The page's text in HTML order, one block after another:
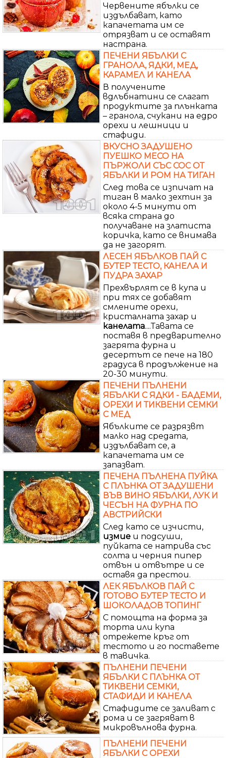
Червените ябълки се
издълбават, като
капачетата им се
отрязват и се оставят
настрана.
ПЕЧЕНИ ЯБЪЛКИ С
ГРАНОЛА, ЯДКИ, МЕД,
КАРАМЕЛ И КАНЕЛА
В получените
вдлъбнатини се слагат
продуктите за плънката
– гранола, счукани на едро
орехи и лешници и
стафиди.
ВКУСНО ЗАДУШЕНО
ПУЕШКО МЕСО НА
ПЪРЖОЛИ СЪС СОС ОТ
ЯБЪЛКИ И РОМ НА ТИГАН
След това се изпичат на
тиган в малко зехтин за
около 4-5 минути от
всяка страна до
получаване на златиста
коричка, като се внимава
да не загорят.
ЛЕСЕН ЯБЪЛКОВ ПАЙ С
БУТЕР ТЕСТО, КАНЕЛА И
ПУДРА ЗАХАР
Прехвърлят се в купа и
при тях се добавят
смлените орехи,
кристалната захар и
канелата....Тавата се
поставя в предварително
загрята фурна и
десертът се пече на 180
градуса в продължение на
20-30 минути.
ПЕЧЕНИ ПЪЛНЕНИ
ЯБЪЛКИ С ЯДКИ - БАДЕМИ,
ОРЕХИ И ТИКВЕНИ СЕМКИ
С МЕД
Ябълките се разрязвт
малко над средата,
издълбават се, а
капачетата им се
запазват.
ПЕЧЕНА ПЪЛНЕНА ПУЙКА
С ПЛЪНКА ОТ ЗАДУШЕНИ
ВЪВ ВИНО ЯБЪЛКИ, ЛУК И
ЧЕСЪН НА ФУРНА ПО
АВСТРИЙСКИ
След като се изчисти,
измие и подсуши,
пуйката се натрива със
солта и черния пипер
отвън и отвътре и се
оставя да престои.
ЛЕК ЯБЪЛКОВ ПАЙ С
ГОТОВО БУТЕР ТЕСТО И
ШОКОЛАДОВ ТОПИНГ
С помощта на форма за
торта или купа
отрежете кръг от
тестото и го поставете
в тавичка.
ПЪЛНЕНИ ПЕЧЕНИ
ЯБЪЛКИ С ПЛЪНКА ОТ
ТИКВЕНИ СЕМКИ,
СТАФИДИ И КАНЕЛА
Стафидите се заливат с
рома и се загряват в
микровълнова фурна.
ПЪЛНЕНИ ПЕЧЕНИ
ЯБЪЛКИ С ОРЕХИ